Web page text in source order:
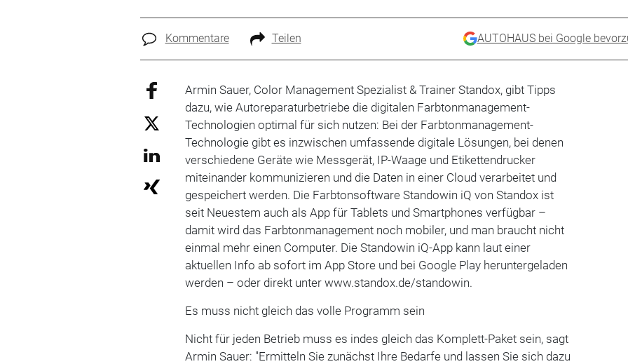
Kommentare Teilen AUTOHAUS bei Google
Armin Sauer, Color Management Spezialist & Trainer Standox, gibt Tipps
dazu, wie Autoreparaturbetriebe die digitalen Farbtonmanagement-
Technologien optimal für sich nutzen: Bei der Farbtonmanagement-
Technologie gibt es inzwischen umfassende digitale Lösungen, bei denen
verschiedene Geräte wie Messgerät, IP-Waage und Etikettendrucker
miteinander kommunizieren und die Daten in einer Cloud verarbeitet und
gespeichert werden. Die Farbtonsoftware Standowin iQ von Standox ist
seit Neuestem auch als App für Tablets und Smartphones verfügbar –
damit wird das Farbtonmanagement noch mobiler, und man braucht nicht
einmal mehr einen Computer. Die Standowin iQ-App kann laut einer
aktuellen Info ab sofort im App Store und bei Google Play heruntergeladen
werden – oder direkt unter www.standox.de/standowin.
Es muss nicht gleich das volle Programm sein
Nicht für jeden Betrieb muss es indes gleich das Komplett-Paket sein, sagt
Armin Sauer: "Ermitteln Sie zunächst Ihre Bedarfe und lassen Sie sich dazu